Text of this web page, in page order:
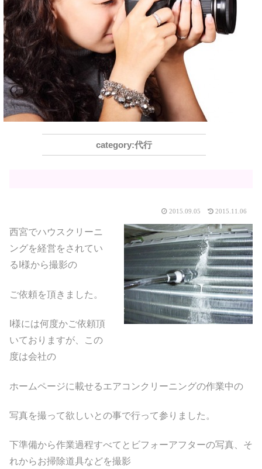
代行
2015.09.05 2015.11.06
西宮でハウスクリーニ
ングを経営をされてい
るI様から撮影の
ご依頼を頂きました。
I様には何度かご依頼頂
いておりますが、この
度は会社の
ホームページに載せるエアコンクリーニングの作業中の
写真を撮って欲しいとの事で行って参りました。
下準備から作業過程すべてとビフォーアフターの写真、そ
れからお掃除道具などを撮影